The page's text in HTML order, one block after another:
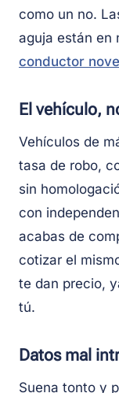
como un no.
aguja están en
conductor
El vehículo,
Vehículos de
tasa de robo,
sin
con
acabas de
cotizar el
te dan precio,
tú.
Datos mal
Suena tonto y